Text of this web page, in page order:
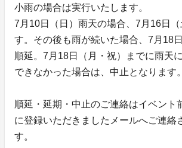
小雨の場合は実行いたします。
7月10日（日）雨天の場合、7月16日（
す。その後も雨が続いた場合、7月18
順延。7月18日（月・祝）までに雨天
できなかった場合は、中止となります。
順延・延期・中止のご連絡はイベント
に登録いただきましたメールへご連絡
す。